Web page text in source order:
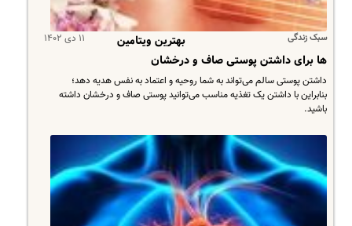
سبک زندگی ۱۱ دی ۱۴۰۲
بهترین ویتامین
ها برای داشتن پوستی صاف و درخشان
داشتن پوستی سالم می‌تواند به شما روحیه و اعتماد به نفس هدیه دهد؛
بنابراین با داشتن یک تغذیه مناسب می‌توانید پوستی صاف و درخشان داشته
باشید.